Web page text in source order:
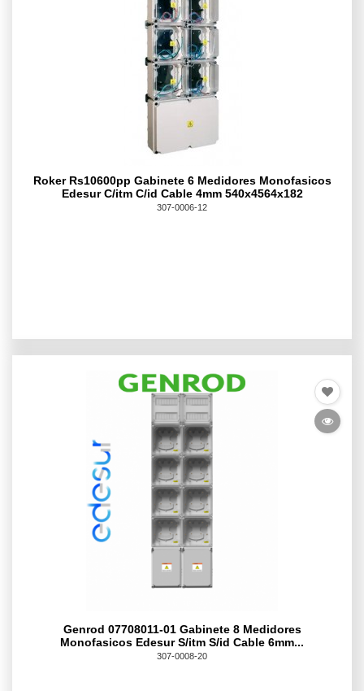
Roker Rs10600pp Gabinete 6 Medidores Monofasicos
Edesur C/itm C/id Cable 4mm 540x4564x182
307-0006-12
Genrod 07708011-01 Gabinete 8 Medidores
Monofasicos Edesur S/itm S/id Cable 6mm...
307-0008-20